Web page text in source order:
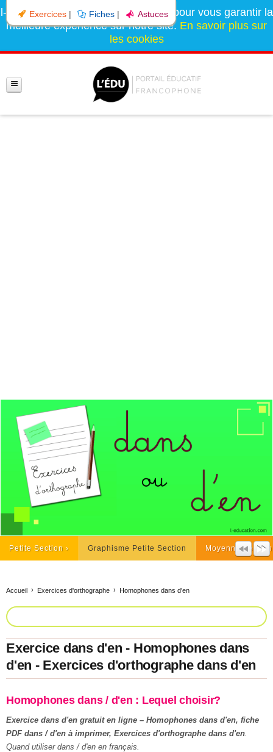
l-education.com utilise des cookies pour vous garantir la
meilleure expérience sur notre site. En savoir plus sur
les cookies
Petite Section Graphisme Petite Section Moyenne Section
Accueil Exercices d'orthographe Homophones dans d'en
Exercice dans d'en - Homophones dans
d'en - Exercices d'orthographe dans d'en
Homophones dans / d'en : Lequel choisir?
Exercice dans d'en gratuit en ligne – Homophones dans d'en, fiche
PDF dans / d'en à imprimer, Exercices d'orthographe dans d'en
Quand utiliser dans / d'en en français.
Exercices | Fiches | Astuces